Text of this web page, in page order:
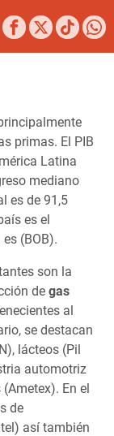
primas. El PIB
Latina
mediano
es de 91,5
es el
(BOB).
son la
de gas
al
se destacan
lácteos (Pil
automotriz
En el
de
así también